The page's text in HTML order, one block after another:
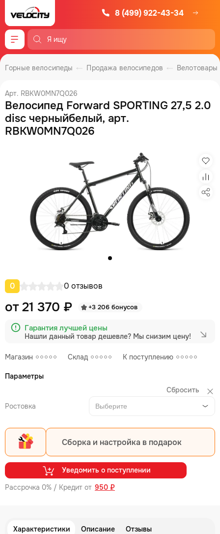
8 (499) 922-43-34
Меню
Велотовары
Продажа велосипедов
Горные велосипеды
Арт. RBKW0MN7Q026
Велосипед Forward SPORTING 27,5 2.0
disc черныйбелый, арт.
RBKW0MN7Q026
0 0 отзывов
Магазин Склад К поступлению
от 21 370 ₽ +3 206 бонусов
Гарантия лучшей цены
Нашли данный товар дешевле? Мы снизим цену!
Рассрочка 0% / Кредит от 950 ₽
Параметры
Сбросить
Ростовка
Выберите
Сборка и настройка в подарок
Уведомить о поступлении
Характеристики Описание
Отзывы